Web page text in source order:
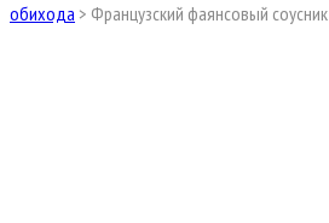
обихода > Французский фаянсовый соусник